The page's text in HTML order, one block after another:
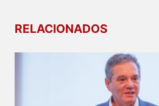
RELACIONADOS